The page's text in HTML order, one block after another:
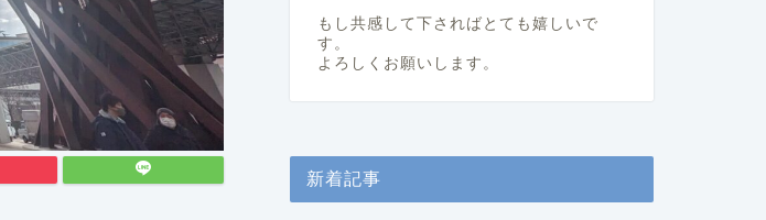
もし共感して下さればとても嬉しいで
す。
よろしくお願いします。
新着記事